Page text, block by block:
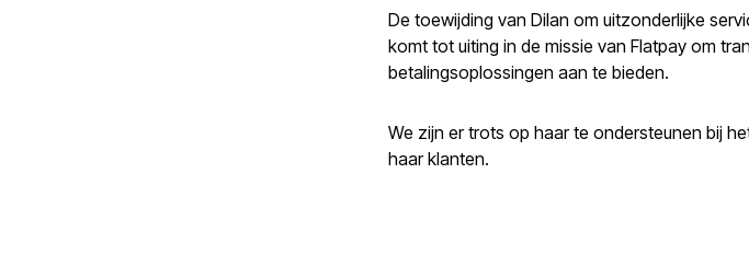
De toewijding van Dilan om uitzonderlijke
komt tot uiting in de missie van Flatpay om
betalingsoplossingen aan te bieden.
We zijn er trots op haar te ondersteunen bij
haar klanten.